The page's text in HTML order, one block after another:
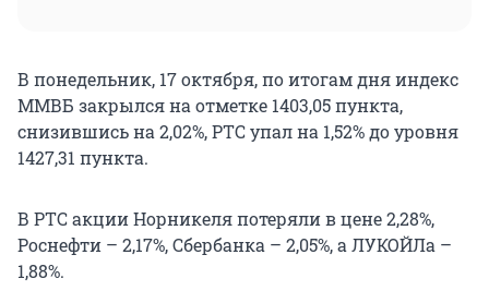
В понедельник, 17 октября, по итогам дня индекс
ММВБ закрылся на отметке 1403,05 пункта,
снизившись на 2,02%, РТС упал на 1,52% до уровня
1427,31 пункта.
В РТС акции Норникеля потеряли в цене 2,28%,
Роснефти – 2,17%, Сбербанка – 2,05%, а ЛУКОЙЛа –
1,88%.